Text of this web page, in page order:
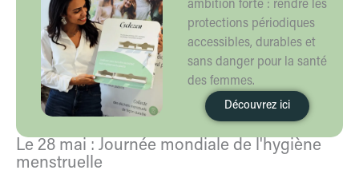
ambition forte : rendre les
protections périodiques
accessibles, durables et
sans danger pour la santé
des femmes.
Découvrez ici
Le 28 mai : Journée mondiale de l'hygiène
menstruelle